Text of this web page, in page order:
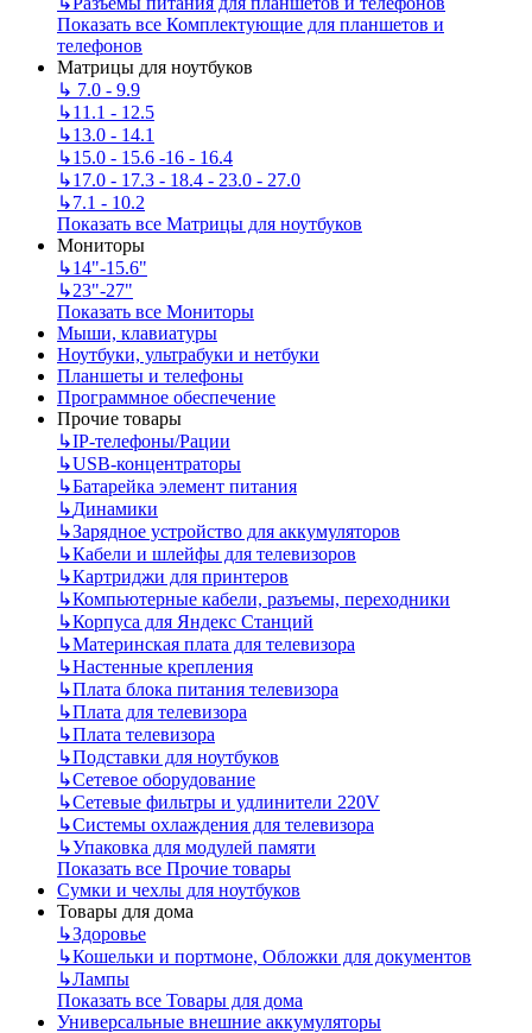
Показать все Комплектующие для планшетов и
телефонов
Матрицы для ноутбуков
↳ 7.0 - 9.9
↳11.1 - 12.5
↳13.0 - 14.1
↳15.0 - 15.6 -16 - 16.4
↳17.0 - 17.3 - 18.4 - 23.0 - 27.0
↳7.1 - 10.2
Показать все Матрицы для ноутбуков
Мониторы
↳14"-15.6"
↳23"-27"
Показать все Мониторы
Мыши, клавиатуры
Ноутбуки, ультрабуки и нетбуки
Планшеты и телефоны
Программное обеспечение
Прочие товары
↳IP‑телефоны/Рации
↳USB-концентраторы
↳Батарейка элемент питания
↳Динамики
↳Зарядное устройство для аккумуляторов
↳Кабели и шлейфы для телевизоров
↳Картриджи для принтеров
↳Компьютерные кабели, разъемы, переходники
↳Корпуса для Яндекс Станций
↳Материнская плата для телевизора
↳Настенные крепления
↳Плата блока питания телевизора
↳Плата для телевизора
↳Плата телевизора
↳Подставки для ноутбуков
↳Сетевое оборудование
↳Сетевые фильтры и удлинители 220V
↳Системы охлаждения для телевизора
↳Упаковка для модулей памяти
Показать все Прочие товары
Сумки и чехлы для ноутбуков
Товары для дома
↳Здоровье
↳Кошельки и портмоне, Обложки для документов
↳Лампы
Показать все Товары для дома
Универсальные внешние аккумуляторы